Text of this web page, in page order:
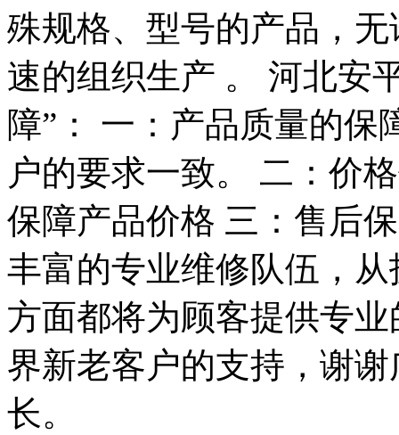
殊规格、型号的产品，
速的组织生产 。 河北安
障”： 一：产品质量的
户的要求一致。 二：价
保障产品价格 三：售后
丰富的专业维修队伍，
方面都将为顾客提供专
界新老客户的支持，谢
长。